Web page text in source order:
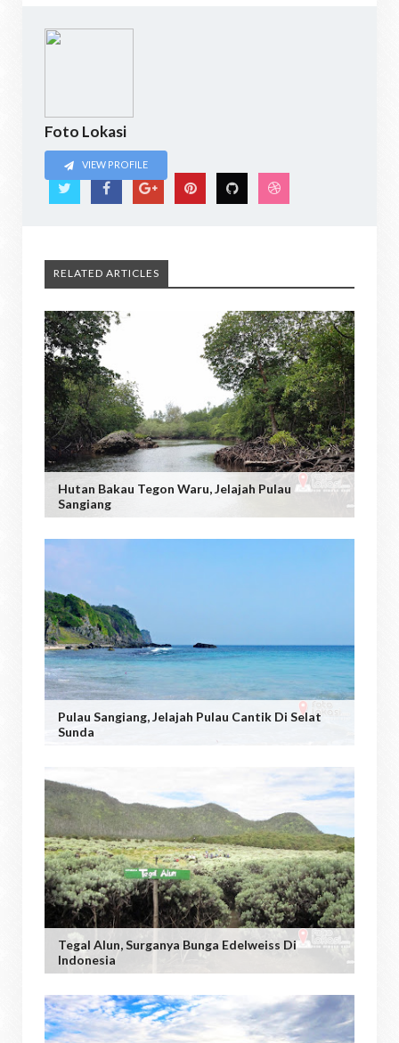
Foto Lokasi
VIEW PROFILE
RELATED ARTICLES
Hutan Bakau Tegon Waru, Jelajah Pulau
Sangiang
Pulau Sangiang, Jelajah Pulau Cantik Di Selat
Sunda
Tegal Alun, Surganya Bunga Edelweiss Di
Indonesia